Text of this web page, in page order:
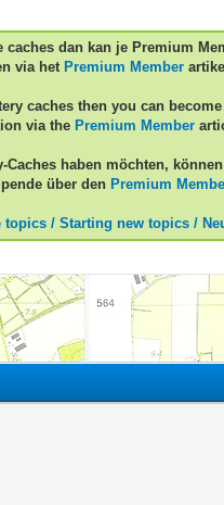
dan kan je Premium
via het Premium Member
caches then you can become
via the Premium Member
haben möchten,
über den Premium
topics / Starting new topics /